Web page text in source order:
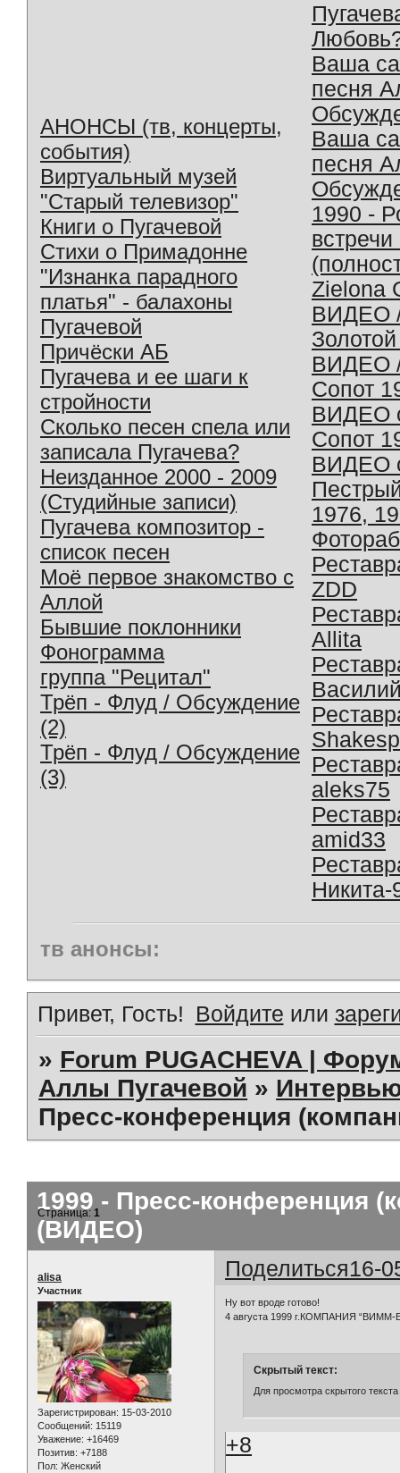
АНОНСЫ (тв, концерты,
события)
Виртуальный музей
"Старый телевизор"
Книги о Пугачевой
Стихи о Примадонне
"Изнанка парадного
платья" - балахоны
Пугачевой
Причёски АБ
Пугачева и ее шаги к
стройности
Сколько песен спела или
записала Пугачева?
Неизданное 2000 - 2009
(Студийные записи)
Пугачева композитор -
список песен
Моё первое знакомство с
Аллой
Бывшие поклонники
Фонограмма
группа "Рецитал"
Трёп - Флуд / Обсуждение
(2)
Трёп - Флуд / Обсуждение
(3)
Ваша
песня
Ваша
песня
1990 -
Zielona
ВИДЕО
ВИДЕО
Сопот
ВИДЕО
Сопот
ВИДЕО
1976,
ZDD
Allita
aleks75
amid33
Никита-
тв анонсы:
Привет, Гость! Войдите или
» Forum PUGACHEVA |
Аллы Пугачевой »
Пресс-конференция
1999 - Пресс-конференция
(ВИДЕО)
Страница:1
Поделиться16-
alisa
Участник
Зарегистрирован: 15-03-2010
Сообщений: 15119
Уважение: +16469
Позитив: +7188
Пол: Женский
Ну вот вроде готово!
4 августа 1999 г.КОМПАНИЯ
Скрытый текст:
Для просмотра скрытого
+8